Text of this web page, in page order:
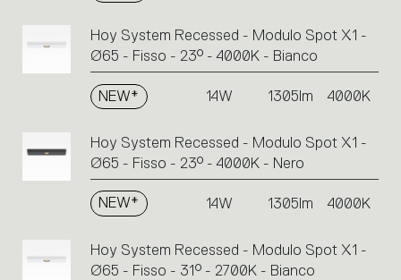
Hoy System Recessed - Modulo Spot X1 -
Ø65 - Fisso - 23° - 4000K - Bianco
NEW* 14W 1305lm 4000K
Hoy System Recessed - Modulo Spot X1 -
Ø65 - Fisso - 23° - 4000K - Nero
NEW* 14W 1305lm 4000K
Hoy System Recessed - Modulo Spot X1 -
Ø65 - Fisso - 31° - 2700K - Bianco